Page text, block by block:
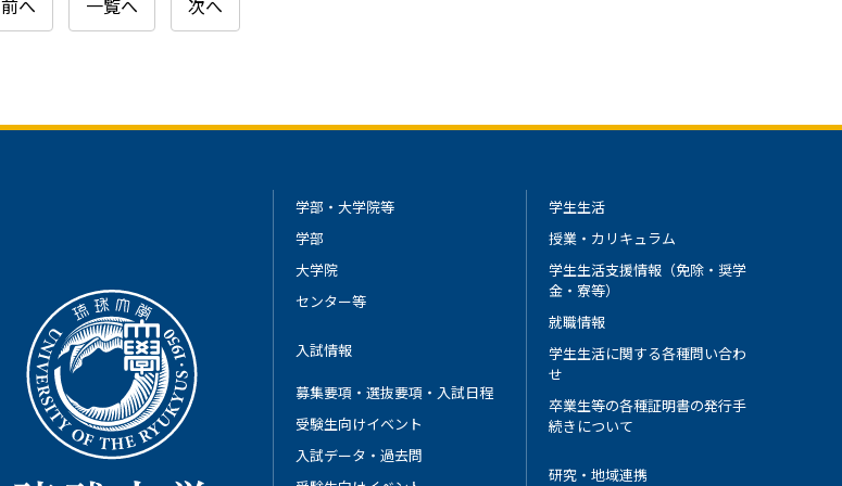
前へ 一覧へ 次へ
学部・大学院等
学部
大学院
センター等
入試情報
募集要項・選抜要項・入試日程
受験生向けイベント
入試データ・過去問
学生生活
授業・カリキュラム
学生生活支援情報（免除・奨学
金・寮等）
就職情報
学生生活に関する各種問い合わ
せ
卒業生等の各種証明書の発行手
続きについて
研究・地域連携